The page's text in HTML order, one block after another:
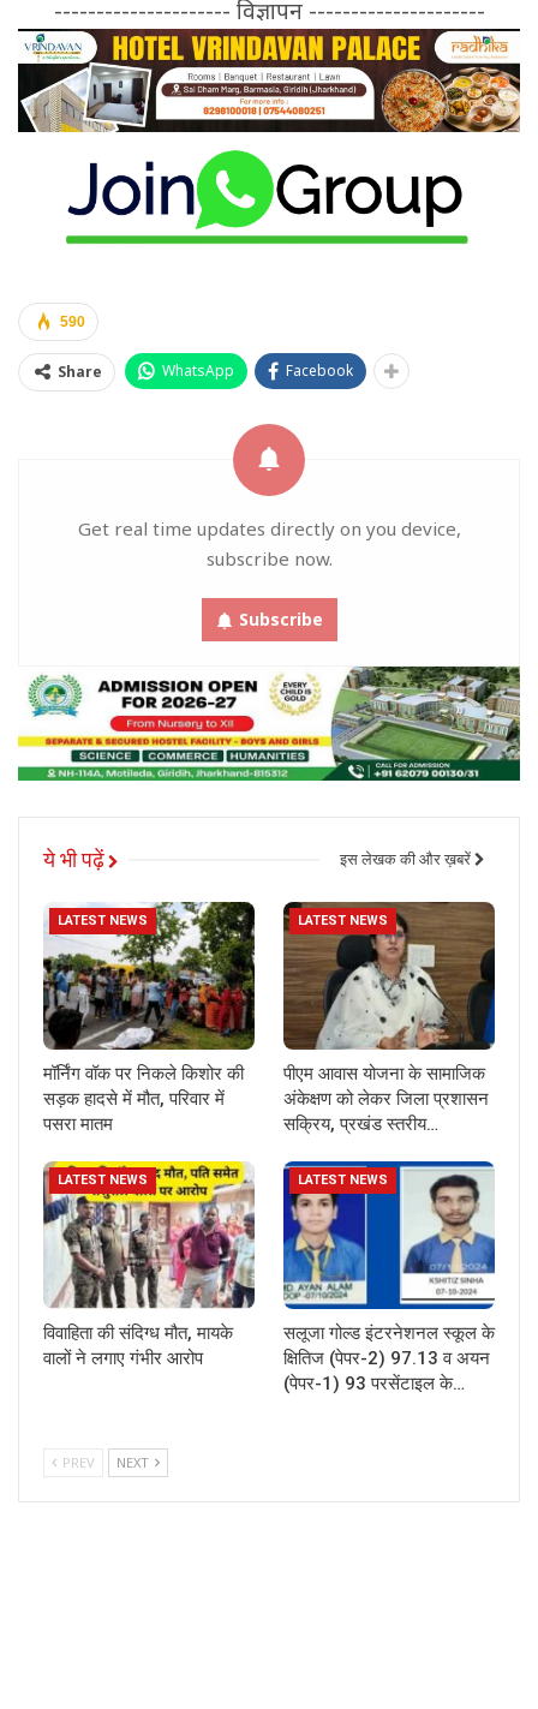
--------------------- विज्ञापन ---------------------
590
Share WhatsApp Facebook
Get real time updates directly on you device,
subscribe now.
Subscribe
ये भी पढ़ें इस लेखक की और ख़बरें
LATEST NEWS
मॉर्निंग वॉक पर निकले किशोर की
सड़क हादसे में मौत, परिवार में
पसरा मातम
LATEST NEWS
पीएम आवास योजना के सामाजिक
अंकेक्षण को लेकर जिला प्रशासन
सक्रिय, प्रखंड स्तरीय…
LATEST NEWS
विवाहिता की संदिग्ध मौत, मायके
वालों ने लगाए गंभीर आरोप
LATEST NEWS
सलूजा गोल्ड इंटरनेशनल स्कूल के
क्षितिज (पेपर-2) 97.13 व अयन
(पेपर-1) 93 परसेंटाइल के…
PREV NEXT